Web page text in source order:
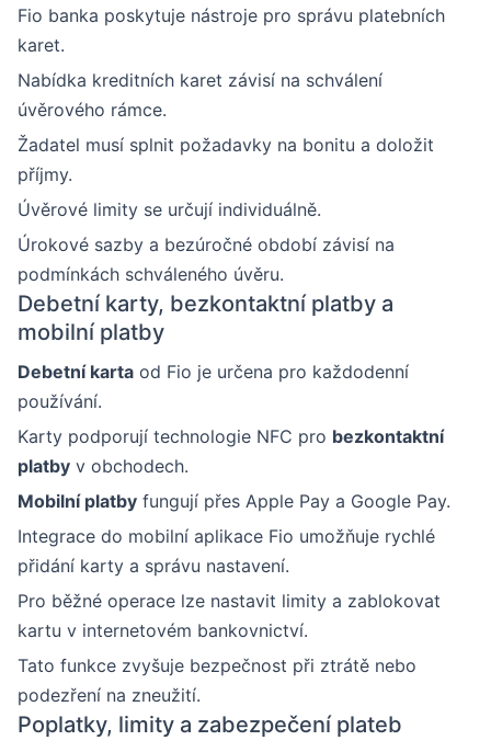
Fio banka poskytuje nástroje pro správu platebních
karet.
Nabídka kreditních karet závisí na schválení
úvěrového rámce.
Žadatel musí splnit požadavky na bonitu a doložit
příjmy.
Úvěrové limity se určují individuálně.
Úrokové sazby a bezúročné období závisí na
podmínkách schváleného úvěru.
Debetní karty, bezkontaktní platby a
mobilní platby
Debetní karta od Fio je určena pro každodenní
používání.
Karty podporují technologie NFC pro bezkontaktní
platby v obchodech.
Mobilní platby fungují přes Apple Pay a Google Pay.
Integrace do mobilní aplikace Fio umožňuje rychlé
přidání karty a správu nastavení.
Pro běžné operace lze nastavit limity a zablokovat
kartu v internetovém bankovnictví.
Tato funkce zvyšuje bezpečnost při ztrátě nebo
podezření na zneužití.
Poplatky, limity a zabezpečení plateb